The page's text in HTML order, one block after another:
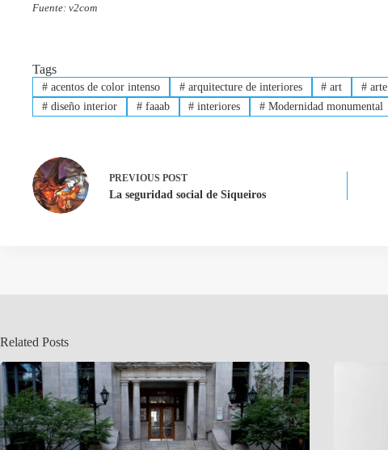
Fuente: v2com
Tags
#acentos de color intenso #arquitecture de interiores # art # arte
#diseño interior #faaab # interiores # Modernidad monumental
PREVIOUS POST
La seguridad social de Siqueiros
Related Posts